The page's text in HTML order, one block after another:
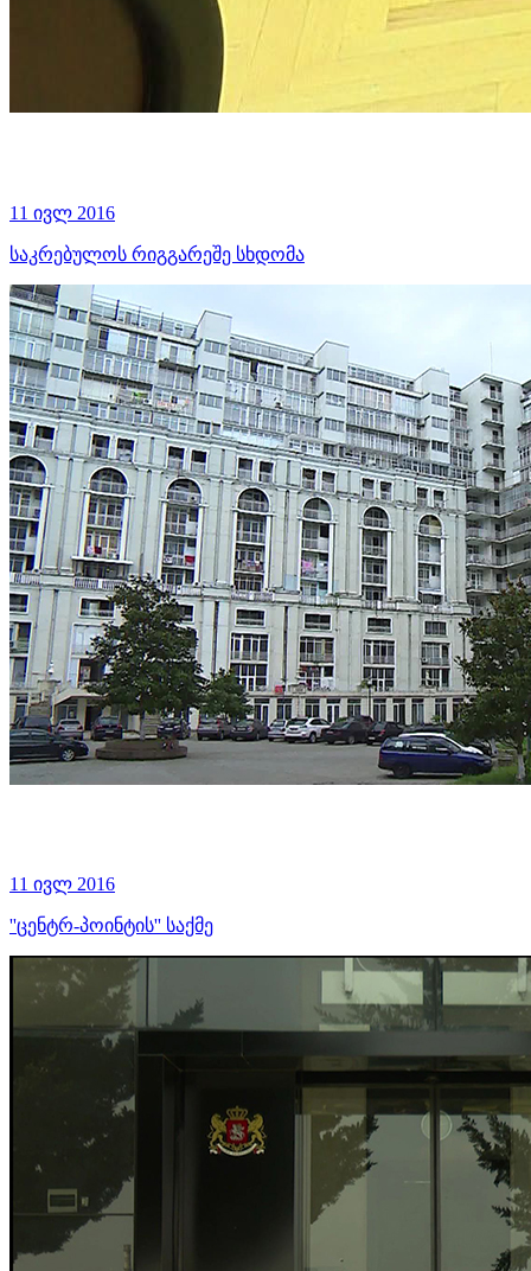
11 ივლ 2016
საკრებულოს რიგგარეშე სხდომა
11 ივლ 2016
''ცენტრ-პოინტის'' საქმე